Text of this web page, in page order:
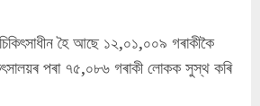
হৈ আছে ১২,০১,০০৯ গৰাকীকৈ
পৰা ৭৫,০৮৬ গৰাকী লোকক সুস্থ কৰি